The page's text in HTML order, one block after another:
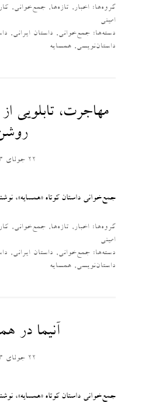
گروه‌ها: اخبار, تازه‌ها, جمع‌خوانی,
امینی
دسته‌‌ها: جمع‌خوانی, داستان ایرانی,
داستان‌نویسی, همسایه
مهاجرت، تابلویی
22 جولای 2023
جمع‌خوانی داستان کوتاه «همسایه»،
گروه‌ها: اخبار, تازه‌ها, جمع‌خوانی,
امینی
دسته‌‌ها: جمع‌خوانی, داستان ایرانی,
داستان‌نویسی, همسایه
آنیما در
22 جولای 2023
جمع‌خوانی داستان کوتاه «همسایه»،